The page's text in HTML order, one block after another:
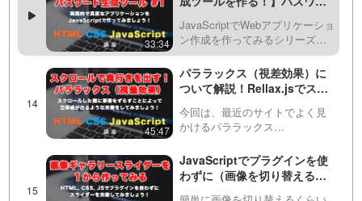
もし実用的なパスワード生成をしたい場合は
アルゴリズムなどを調べてみてください。
このシリーズの再生リストはこちら
https://factory-programming-mv.com/playlis
ことによって実現できますが、
少々難しい部分もあるの…
33:34
ってみましょう！ まずはファ
イルの作成や簡単なパスワー
JavaScriptでWebアプリケーショ
ン作成を作ってみるシリーズの
動画です。ライブコーディング
をおこないながら、実際にアプ
リケーションを作っていきま
す。実践的なツールを作ること
でJavaScri…
45:47
パララックス（視差効果）に
ついて解説！Rellax.jsでスク
かけて、奥行きのある演出を
してみましょう！
今回は、最近のサイトでよく見
かけるパララックス
法について解説しています。自
前で実装するのは難しいため、
Rellax.js（リラックス）という
JavaScriptでプラグインを使
わずに（画像を切り替える）